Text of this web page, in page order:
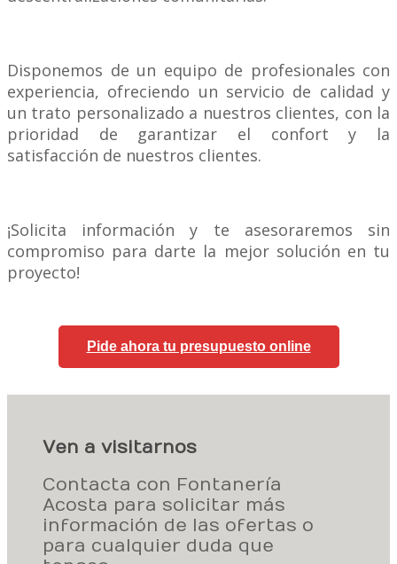
Disponemos de un equipo de profesionales con
experiencia, ofreciendo un servicio de calidad y
un trato personalizado a nuestros clientes, con la
prioridad de garantizar el confort y la
satisfacción de nuestros clientes.
¡Solicita información y te asesoraremos sin
compromiso para darte la mejor solución en tu
proyecto!
Pide ahora tu presupuesto online
Ven a visitarnos
Contacta con Fontanería
Acosta para solicitar más
información de las ofertas o
para cualquier duda que